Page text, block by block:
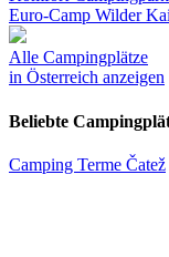
Euro-Camp Wilder
Alle Campingplätze
in Österreich anzeigen
Beliebte
Camping Terme Čatež